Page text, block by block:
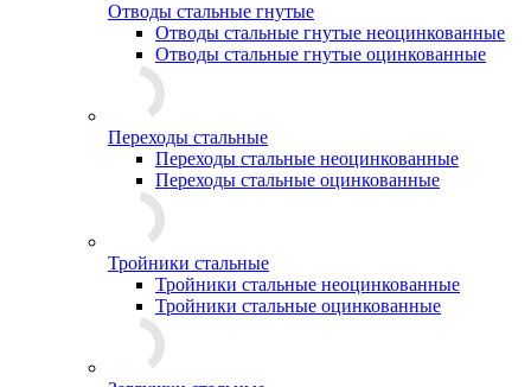
Отводы стальные гнутые
Отводы стальные гнутые неоцинкованные
Отводы стальные гнутые оцинкованные
Переходы стальные
Переходы стальные неоцинкованные
Переходы стальные оцинкованные
Тройники стальные
Тройники стальные неоцинкованные
Тройники стальные оцинкованные